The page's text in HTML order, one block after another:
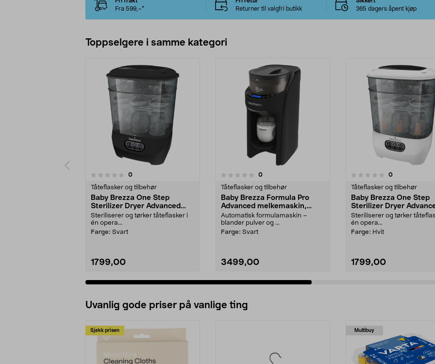
Fra 599,–*
Returner til valgfri butikk
365 dagers åpent kjøp
Toppselgere i samme kategori
0anmeldelser
Tåteflasker og tilbehør
Baby Brezza One Step
Sterilizer Dryer Advanced
flaskesterilisator og -tørker
Steriliserer og tørker tåteflasker i
én opera...
Farge: Svart
1799,00
0.0 av 5 stjerner 0anmeldelser
Tåteflasker og tilbehør
Baby Brezza Formula Pro
Advanced melkemaskin,
automatisk
Automatisk formulamaskin –
blander pulver og ...
Farge: Svart
3499,00
0.0 av 5 stjerner 0anmeldelser
Tåteflasker og tilbehør
Baby Brezza One Step
Sterilizer Dryer
flaskesterilisator og -
Steriliserer og tørker
én opera...
Farge: Hvit
1799,00
0.0 av 5 stjerner
Uvanlig gode priser på vanlige ting
Sjekk prisen Multibuy